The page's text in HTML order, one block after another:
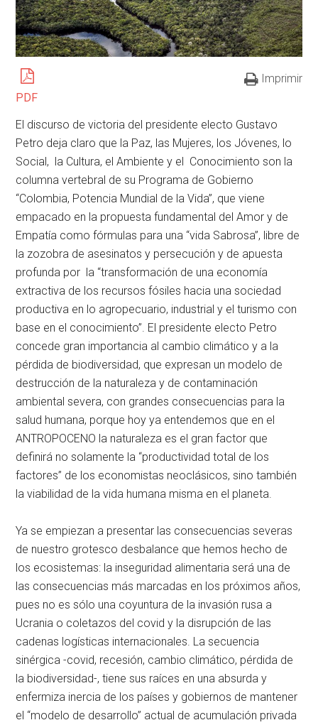
PDF
Imprimir
El discurso de victoria del presidente electo Gustavo
Petro deja claro que la Paz, las Mujeres, los Jóvenes, lo
Social, la Cultura, el Ambiente y el Conocimiento son la
columna vertebral de su Programa de Gobierno
“Colombia, Potencia Mundial de la Vida”, que viene
empacado en la propuesta fundamental del Amor y de
Empatía como fórmulas para una “vida Sabrosa”, libre de
la zozobra de asesinatos y persecución y de apuesta
profunda por la “transformación de una economía
extractiva de los recursos fósiles hacia una sociedad
productiva en lo agropecuario, industrial y el turismo con
base en el conocimiento”. El presidente electo Petro
concede gran importancia al cambio climático y a la
pérdida de biodiversidad, que expresan un modelo de
destrucción de la naturaleza y de contaminación
ambiental severa, con grandes consecuencias para la
salud humana, porque hoy ya entendemos que en el
ANTROPOCENO la naturaleza es el gran factor que
definirá no solamente la “productividad total de los
factores” de los economistas neoclásicos, sino también
la viabilidad de la vida humana misma en el planeta.
Ya se empiezan a presentar las consecuencias severas
de nuestro grotesco desbalance que hemos hecho de
los ecosistemas: la inseguridad alimentaria será una de
las consecuencias más marcadas en los próximos años,
pues no es sólo una coyuntura de la invasión rusa a
Ucrania o coletazos del covid y la disrupción de las
cadenas logísticas internacionales. La secuencia
sinérgica -covid, recesión, cambio climático, pérdida de
la biodiversidad-, tiene sus raíces en una absurda y
enfermiza inercia de los países y gobiernos de mantener
el “modelo de desarrollo” actual de acumulación privada